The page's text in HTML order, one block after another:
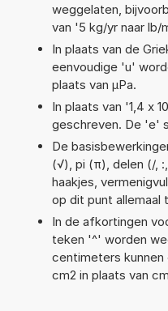
weggelaten,
van '5 kg/yr naar lb/
In plaats van de
eenvoudige 'u'
plaats van µPa.
In plaats van '1,4 x
geschreven. De 'e'
De
(√), pi (π), delen (/,
haakjes,
op dit punt allemaal
In de afkortingen
teken '^' worden
centimeters kunnen
cm2 in plaats van